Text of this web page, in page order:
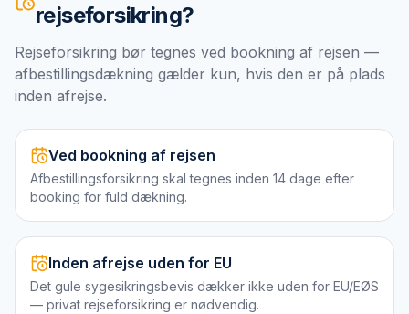
rejseforsikring?
Rejseforsikring bør tegnes ved bookning af rejsen —
afbestillingsdækning gælder kun, hvis den er på plads
inden afrejse.
Ved bookning af rejsen
Afbestillingsforsikring skal tegnes inden 14 dage efter
booking for fuld dækning.
Inden afrejse uden for EU
Det gule sygesikringsbevis dækker ikke uden for EU/EØS
— privat rejseforsikring er nødvendig.